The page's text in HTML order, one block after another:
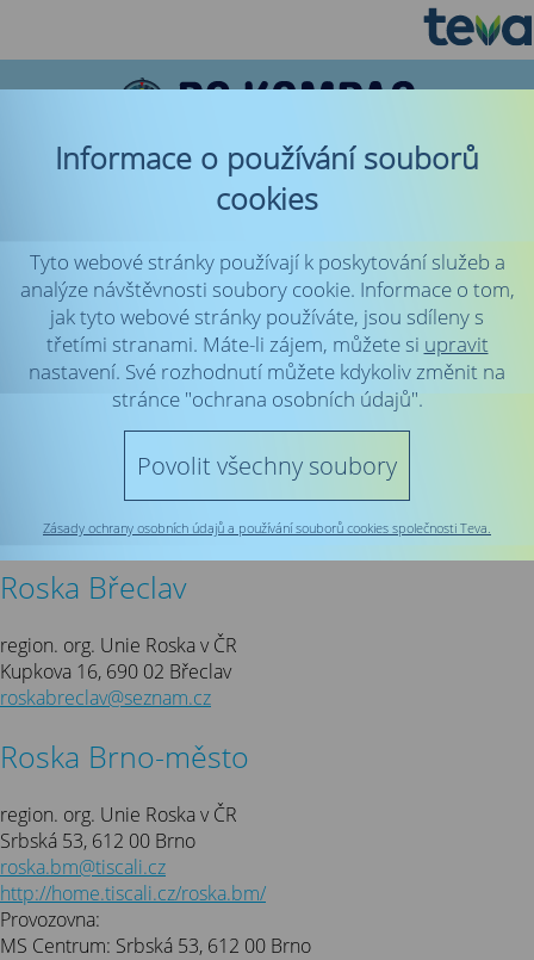
Previous Next
Kontakty
Roska Beroun
region. org. Unie Roska v ČR
Za Vodou 440, 266 01 Beroun 3
masaradova@seznam.cz
Roska Břeclav
region. org. Unie Roska v ČR
Kupkova 16, 690 02 Břeclav
roskabreclav@seznam.cz
Roska Brno-město
region. org. Unie Roska v ČR
Srbská 53, 612 00 Brno
roska.bm@tiscali.cz
http://home.tiscali.cz/roska.bm/
Provozovna:
MS Centrum: Srbská 53, 612 00 Brno
Informace o používání souborů
cookies
Tyto webové stránky používají k poskytování služeb a
analýze návštěvnosti soubory cookie. Informace o tom,
jak tyto webové stránky používáte, jsou sdíleny s
třetími stranami. Máte-li zájem, můžete si upravit
nastavení. Své rozhodnutí můžete kdykoliv změnit na
stránce "ochrana osobních údajů".
Povolit všechny soubory
Zásady ochrany osobních údajů a používání souborů cookies společnosti Teva.